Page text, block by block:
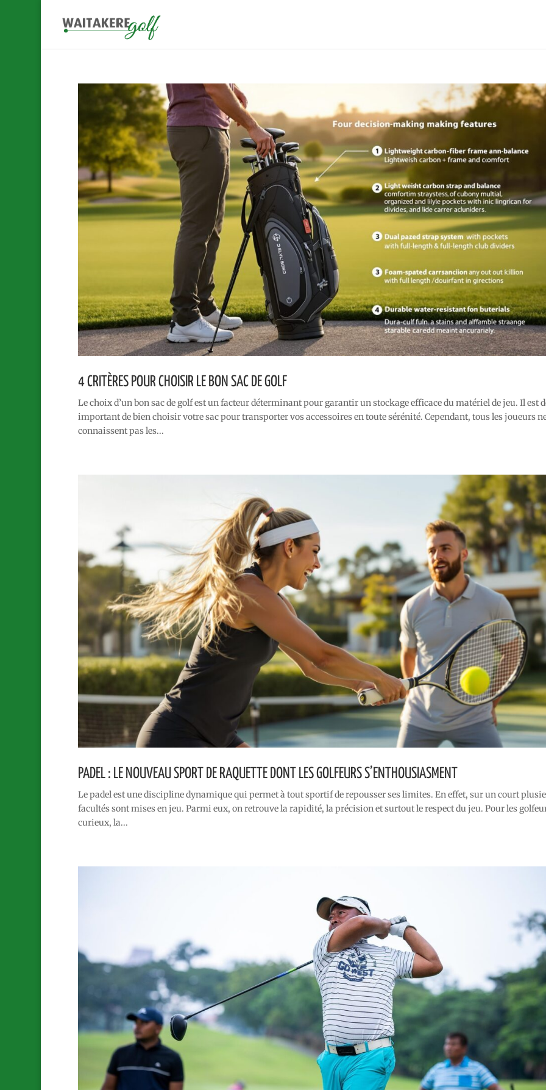
4 CRITÈRES POUR CHOISIR LE BON SAC DE GOLF
Le choix d’un bon sac de golf est un facteur déterminant pour garantir un stockage efficace du matériel de jeu. Il est
important de bien choisir votre sac pour transporter vos accessoires en toute sérénité. Cependant, tous les joueurs
connaissent pas les...
PADEL : LE NOUVEAU SPORT DE RAQUETTE DONT LES GOLFEURS S’ENTHOUSIASMENT
Le padel est une discipline dynamique qui permet à tout sportif de repousser ses limites. En effet, sur un court
facultés sont mises en jeu. Parmi eux, on retrouve la rapidité, la précision et surtout le respect du jeu. Pour les
curieux, la...